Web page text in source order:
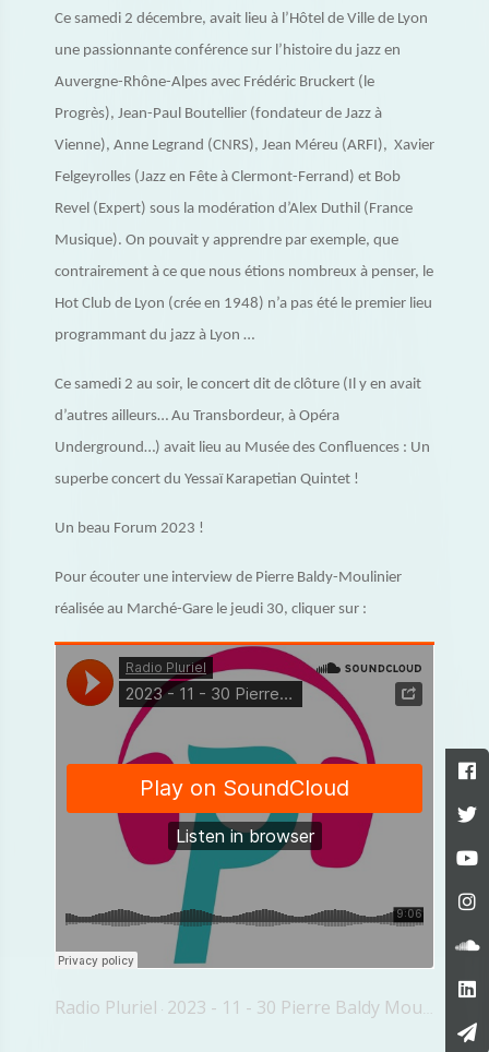
Ce samedi 2 décembre, avait lieu à l’Hôtel de Ville de Lyon
une passionnante conférence sur l’histoire du jazz en
Auvergne-Rhône-Alpes avec Frédéric Bruckert (le
Progrès), Jean-Paul Boutellier (fondateur de Jazz à
Vienne), Anne Legrand (CNRS), Jean Méreu (ARFI), Xavier
Felgeyrolles (Jazz en Fête à Clermont-Ferrand) et Bob
Revel (Expert) sous la modération d’Alex Duthil (France
Musique). On pouvait y apprendre par exemple, que
contrairement à ce que nous étions nombreux à penser, le
Hot Club de Lyon (crée en 1948) n’a pas été le premier lieu
programmant du jazz à Lyon …
Ce samedi 2 au soir, le concert dit de clôture (Il y en avait
d’autres ailleurs… Au Transbordeur, à Opéra
Underground…) avait lieu au Musée des Confluences : Un
superbe concert du Yessaï Karapetian Quintet !
Un beau Forum 2023 !
Pour écouter une interview de Pierre Baldy-Moulinier
réalisée au Marché-Gare le jeudi 30, cliquer sur :
Radio Pluriel · 2023 - 11 - 30 Pierre Baldy Moulinier